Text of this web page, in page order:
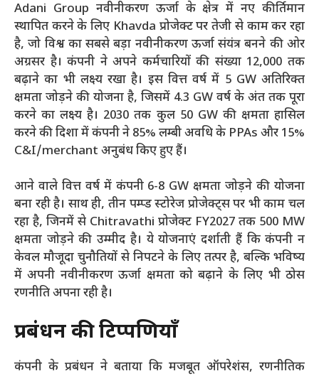
Adani Group नवीनीकरण ऊर्जा के क्षेत्र में नए कीर्तिमान
स्थापित करने के लिए Khavda प्रोजेक्ट पर तेजी से काम कर रहा
है, जो विश्व का सबसे बड़ा नवीनीकरण ऊर्जा संयंत्र बनने की ओर
अग्रसर है। कंपनी ने अपने कर्मचारियों की संख्या 12,000 तक
बढ़ाने का भी लक्ष्य रखा है। इस वित्त वर्ष में 5 GW अतिरिक्त
क्षमता जोड़ने की योजना है, जिसमें 4.3 GW वर्ष के अंत तक पूरा
करने का लक्ष्य है। 2030 तक कुल 50 GW की क्षमता हासिल
करने की दिशा में कंपनी ने 85% लम्बी अवधि के PPAs और 15%
C&I/merchant अनुबंध किए हुए हैं।
आने वाले वित्त वर्ष में कंपनी 6-8 GW क्षमता जोड़ने की योजना
बना रही है। साथ ही, तीन पम्प्ड स्टोरेज प्रोजेक्ट्स पर भी काम चल
रहा है, जिनमें से Chitravathi प्रोजेक्ट FY2027 तक 500 MW
क्षमता जोड़ने की उम्मीद है। ये योजनाएं दर्शाती हैं कि कंपनी न
केवल मौजूदा चुनौतियों से निपटने के लिए तत्पर है, बल्कि भविष्य
में अपनी नवीनीकरण ऊर्जा क्षमता को बढ़ाने के लिए भी ठोस
रणनीति अपना रही है।
प्रबंधन की टिप्पणियाँ
कंपनी के प्रबंधन ने बताया कि मजबूत ऑपरेशंस, रणनीतिक